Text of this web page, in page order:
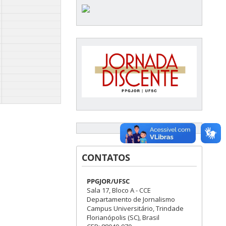
CONTATOS
PPGJOR/UFSC
Sala 17, Bloco A - CCE
Departamento de Jornalismo
Campus Universitário, Trindade
Florianópolis (SC), Brasil